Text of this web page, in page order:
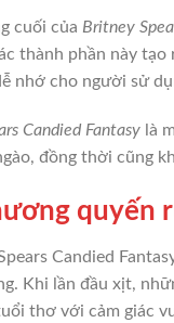
cuối của Britney
thành phần này tạo
nhớ cho người sử
Candied Fantasy là
đồng thời cũng
quyến
Candied
Khi lần đầu xịt,
thơ với cảm giác